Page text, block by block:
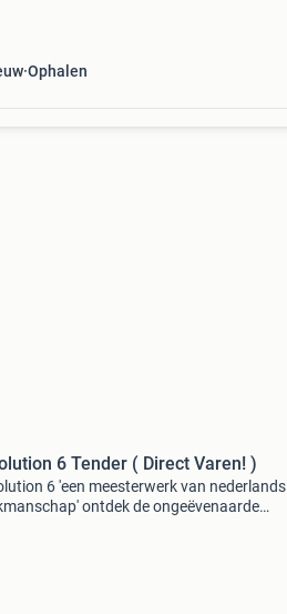
Ophalen
6 Tender ( Direct Varen! )
6 'een meesterwerk van nederlands
ontdek de ongeëvenaarde